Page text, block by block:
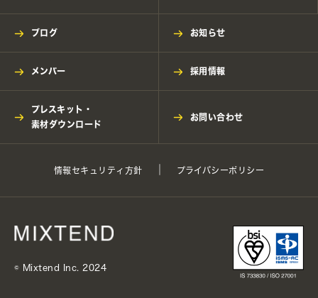
ブログ お知らせ
メンバー 採用情報
プレスキット・
素材ダウンロード
お問い合わせ
情報セキュリティ方針 プライバシーポリシー
©︎ Mixtend Inc. 2024